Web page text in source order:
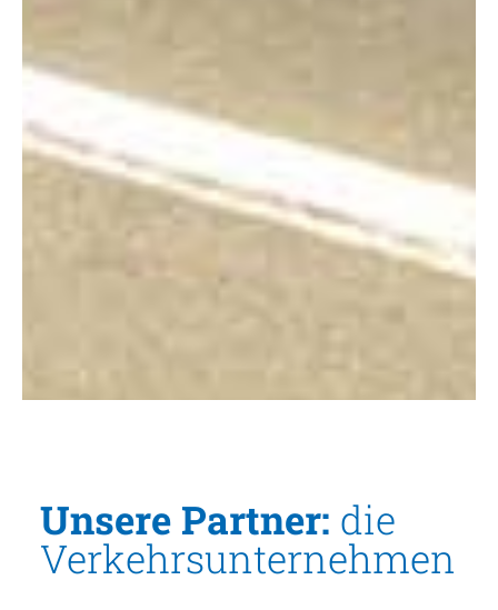
Unsere Partner: die
Verkehrsunternehmen